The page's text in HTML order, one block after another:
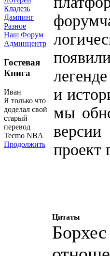
Кладезь
Дампинг
Разное
Наш Форум
Админцентр
Гостевая
Книга
Иван
Я только что
доделал свой
старый
перевод
Tecmo NBA
Продолжить
и
мы
проект
Цитаты